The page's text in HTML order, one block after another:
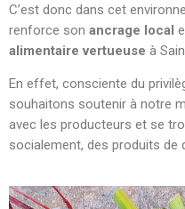
C’est donc dans cet
renforce son ancrage local
alimentaire vertueuse à
En effet, consciente du
souhaitons soutenir à notre
avec les producteurs et se
socialement, des produits de